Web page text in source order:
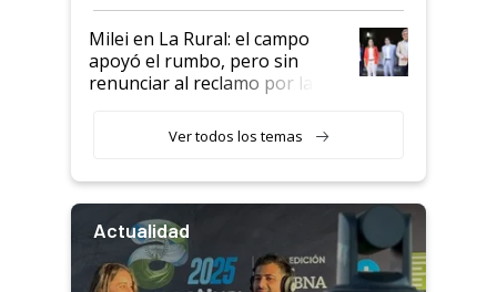
a un acuerdo con Starlink
Milei en La Rural: el campo
apoyó el rumbo, pero sin
renunciar al reclamo por las
Ver todos los temas
Actualidad